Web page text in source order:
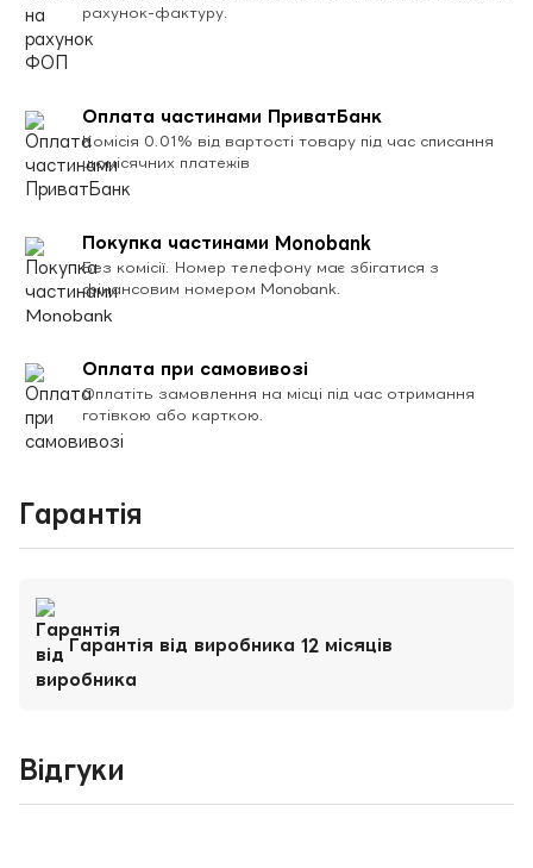
рахунок-фактуру.
Оплата частинами ПриватБанк
Комісія 0.01% від вартості товару під час списання
щомісячних платежів
Покупка частинами Monobank
Без комісії. Номер телефону має збігатися з
фінансовим номером Monobank.
Оплата при самовивозі
Оплатіть замовлення на місці під час отримання
готівкою або карткою.
Гарантія
Гарантія від виробника 12 місяців
Відгуки